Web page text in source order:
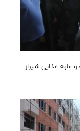
علوم غذایی شیراز